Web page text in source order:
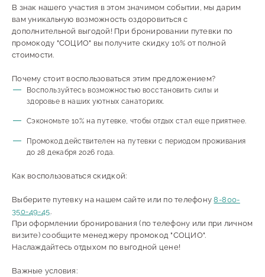
В знак нашего участия в этом значимом событии, мы дарим
вам уникальную возможность оздоровиться с
дополнительной выгодой! При бронировании путевки по
промокоду "СОЦИО" вы получите скидку 10% от полной
стоимости.
Почему стоит воспользоваться этим предложением?
Воспользуйтесь возможностью восстановить силы и
здоровье в наших уютных санаториях.
Сэкономьте 10% на путевке, чтобы отдых стал еще приятнее.
Промокод действителен на путевки с периодом проживания
до 28 декабря 2026 года.
Как воспользоваться скидкой:
Выберите путевку на нашем сайте или по телефону8-800-
350-49-45.
При оформлении бронирования (по телефону или при личном
визите) сообщите менеджеру промокод "СОЦИО".
Наслаждайтесь отдыхом по выгодной цене!
Важные условия: